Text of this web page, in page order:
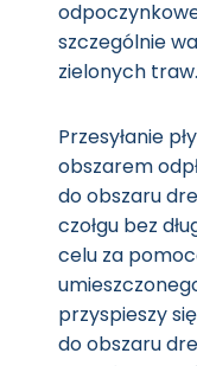
szczególnie
zielonych traw.
Przesyłanie
obszarem
do obszaru
czołgu bez
celu za
przyspieszy
do obszaru